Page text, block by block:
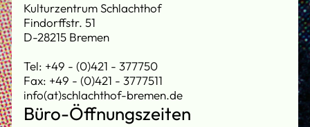
Kulturzentrum Schlachthof
Findorffstr. 51
D-28215 Bremen
Tel: +49 - (0)421 - 377750
Fax: +49 - (0)421 - 3777511
info(at)schlachthof-bremen.de
Büro-Öffnungszeiten